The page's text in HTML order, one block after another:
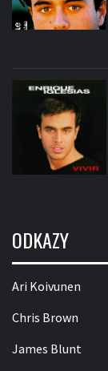
ODKAZY
Ari Koivunen
Chris Brown
James Blunt